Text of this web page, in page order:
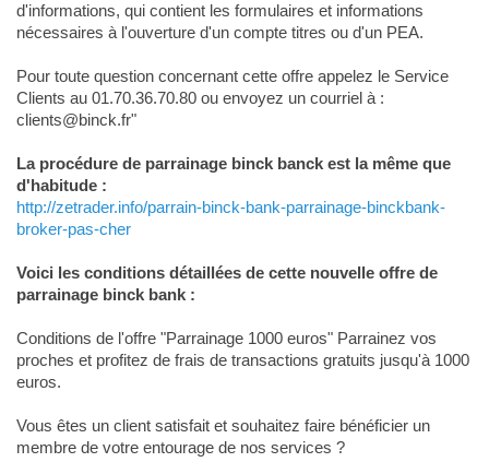
d'informations, qui contient les formulaires et informations
nécessaires à l'ouverture d'un compte titres ou d'un PEA.
Pour toute question concernant cette offre appelez le Service
Clients au 01.70.36.70.80 ou envoyez un courriel à :
clients@binck.fr"
La procédure de parrainage binck banck est la même que
d'habitude :
http://zetrader.info/parrain-binck-bank-parrainage-binckbank-
broker-pas-cher
Voici les conditions détaillées de cette nouvelle offre de
parrainage binck bank :
Conditions de l'offre "Parrainage 1000 euros" Parrainez vos
proches et profitez de frais de transactions gratuits jusqu'à 1000
euros.
Vous êtes un client satisfait et souhaitez faire bénéficier un
membre de votre entourage de nos services ?